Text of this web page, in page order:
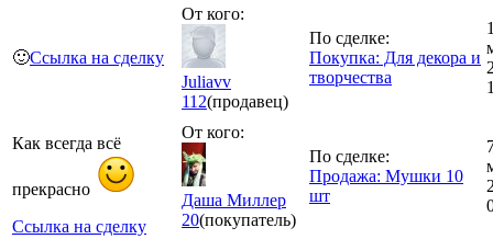
🙂Ссылка на сделку
От кого:
Juliavv
112(продавец)
По сделке:
Покупка: Для декора и
творчества
Как всегда всё
прекрасно
Ссылка на сделку
От кого:
Даша Миллер
20(покупатель)
По сделке:
Продажа: Мушки 10
шт